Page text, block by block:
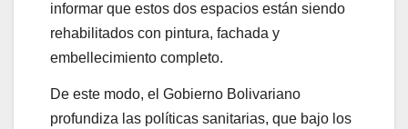
informar que estos dos espacios están siendo
rehabilitados con pintura, fachada y
embellecimiento completo.
De este modo, el Gobierno Bolivariano
profundiza las políticas sanitarias, que bajo los